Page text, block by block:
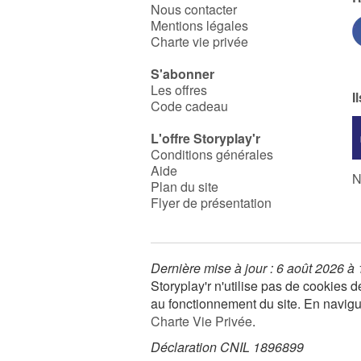
Nous contacter
Mentions légales
Charte vie privée
S'abonner
Les offres
Code cadeau
L'offre Storyplay'r
Conditions générales
Aide
Plan du site
Flyer de présentation
Dernière mise à jour : 6 août 2026 à
Storyplay'r n'utilise pas de cookies
au fonctionnement du site. En
Charte Vie Privée.
Déclaration CNIL 1896899